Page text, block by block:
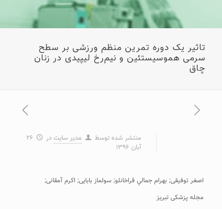
تاثیر یک دوره تمرین منظم ورزشی بر سطح
سرمی هموسیستئین و نیم‌رخ لیپیدی در زنان
چاق
منتشر شده توسط مدیر سایت در
۲۶
آبان ۱۳۹۶
اصغر توفیقی; بهرام جمالي قراخانلو; سولماز بابایی; اکرم آمقانی;
مجله پزشکی تبریز